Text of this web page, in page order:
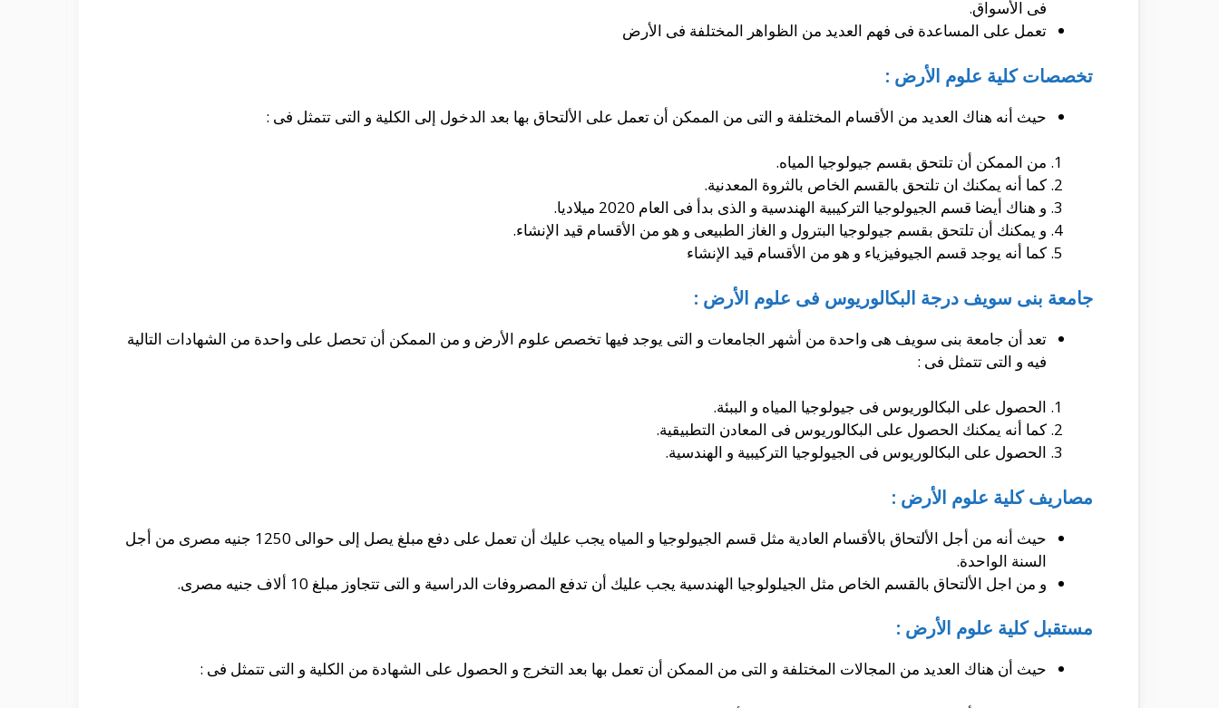
فى الأسواق.
تعمل على المساعدة فى فهم العديد من الظواهر المختلفة فى الأرض
تخصصات كلية علوم الأرض :
حيث أنه هناك العديد من الأقسام المختلفة و التى من الممكن أن تعمل على الألتحاق بها بعد الدخول إلى الكلية و التى تتمثل فى :
من الممكن أن تلتحق بقسم جيولوجيا المياه.
كما أنه يمكنك ان تلتحق بالقسم الخاص بالثروة المعدنية.
و هناك أيضا قسم الجيولوجيا التركيبية الهندسية و الذى بدأ فى العام 2020 ميلاديا.
و يمكنك أن تلتحق بقسم جيولوجيا البترول و الغاز الطبيعى و هو من الأقسام قيد الإنشاء.
كما أنه يوجد قسم الجيوفيزياء و هو من الأقسام قيد الإنشاء
جامعة بنى سويف درجة البكالوريوس فى علوم الأرض :
تعد أن جامعة بنى سويف هى واحدة من أشهر الجامعات و التى يوجد فيها تخصص علوم الأرض و من الممكن أن تحصل على واحدة من الشهادات التالية
فيه و التى تتمثل فى :
الحصول على البكالوريوس فى جيولوجيا المياه و الببئة.
كما أنه يمكنك الحصول على البكالوريوس فى المعادن التطبيقية.
الحصول على البكالوريوس فى الجيولوجيا التركيبية و الهندسية.
مصاريف كلية علوم الأرض :
حيث أنه من أجل الألتحاق بالأقسام العادية مثل قسم الجيولوجيا و المياه يجب عليك أن تعمل على دفع مبلغ يصل إلى حوالى 1250 جنيه مصرى من أجل
السنة الواحدة.
و من اجل الألتحاق بالقسم الخاص مثل الجيلولوجيا الهندسية يجب عليك أن تدفع المصروفات الدراسية و التى تتجاوز مبلغ 10 ألاف جنيه مصرى.
مستقبل كلية علوم الأرض :
حيث أن هناك العديد من المجالات المختلفة و التى من الممكن أن تعمل بها بعد التخرج و الحصول على الشهادة من الكلية و التى تتمثل فى :